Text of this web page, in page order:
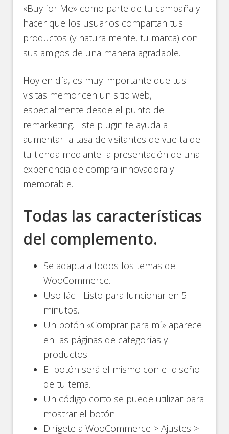
«Buy for Me» como parte de tu campaña y
hacer que los usuarios compartan tus
productos (y naturalmente, tu marca) con
sus amigos de una manera agradable.
Hoy en día, es muy importante que tus
visitas memoricen un sitio web,
especialmente desde el punto de
remarketing. Este plugin te ayuda a
aumentar la tasa de visitantes de vuelta de
tu tienda mediante la presentación de una
experiencia de compra innovadora y
memorable.
Todas las características
del complemento.
Se adapta a todos los temas de
WooCommerce.
Uso fácil. Listo para funcionar en 5
minutos.
Un botón «Comprar para mí» aparece
en las páginas de categorías y
productos.
El botón será el mismo con el diseño
de tu tema.
Un código corto se puede utilizar para
mostrar el botón.
Dirígete a WooCommerce > Ajustes >